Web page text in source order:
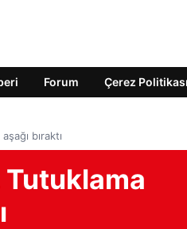
Forum Çerez Politikası
bıraktı
Tutuklama